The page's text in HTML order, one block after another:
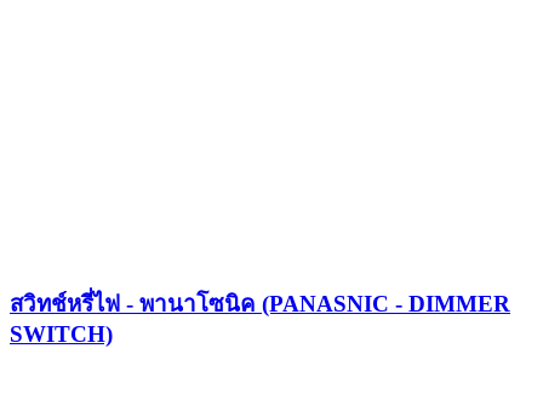
สวิทช์หรี่ไฟ - พานาโซนิค (PANASNIC - DIMMER
SWITCH)